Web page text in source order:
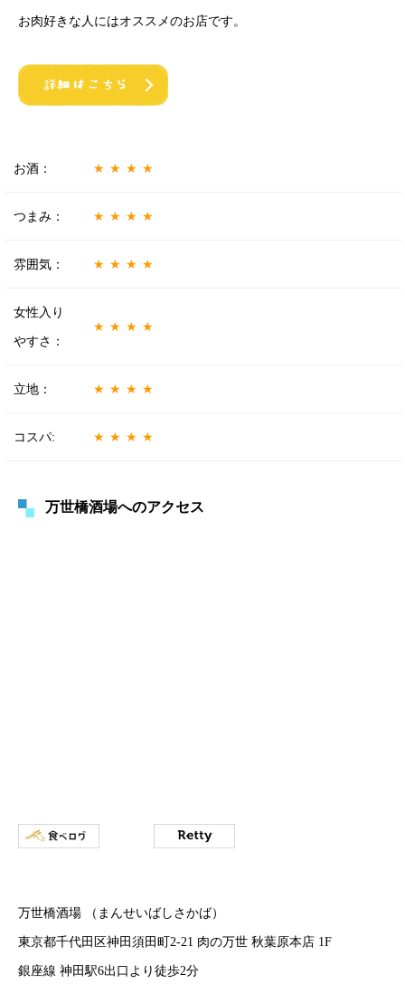
お肉好きな人にはオススメのお店です。
お酒： ★★★★
つまみ： ★★★★
雰囲気： ★★★★
女性入り
やすさ：
★★★★
立地： ★★★★
コスパ: ★★★★
万世橋酒場へのアクセス
万世橋酒場 （まんせいばしさかば）
東京都千代田区神田須田町2-21 肉の万世 秋葉原本店 1F
銀座線 神田駅6出口より徒歩2分